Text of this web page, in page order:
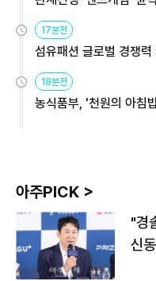
용해야
17분전
섬유패션 글로벌 경쟁
원
18분전
농식품부, '천원의 아침
아주PICK >
"경
신